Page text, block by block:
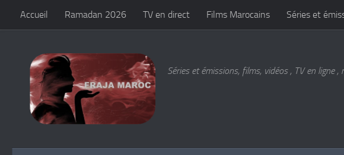
Skip to content
Accueil Ramadan 2026 TV en direct Films Marocains Séries et
Séries et émissions, films, vidéos , TV en ligne